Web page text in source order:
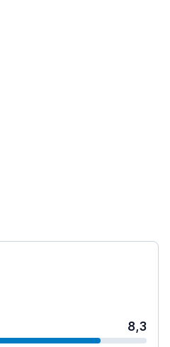
8,3